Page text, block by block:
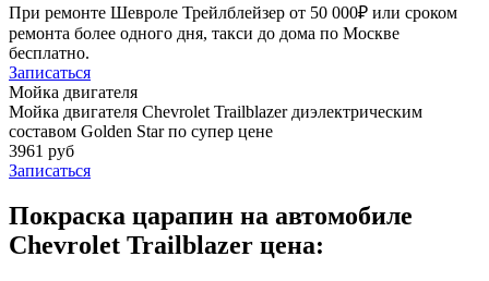
При ремонте Шевроле Трейлблейзер от 50 000₽ или сроком
ремонта более одного дня, такси до дома по Москве
бесплатно.
Записаться
Мойка двигателя
Мойка двигателя Chevrolet Trailblazer диэлектрическим
составом Golden Star по супер цене
3961 руб
Записаться
Покраска царапин на автомобиле
Chevrolet Trailblazer цена: